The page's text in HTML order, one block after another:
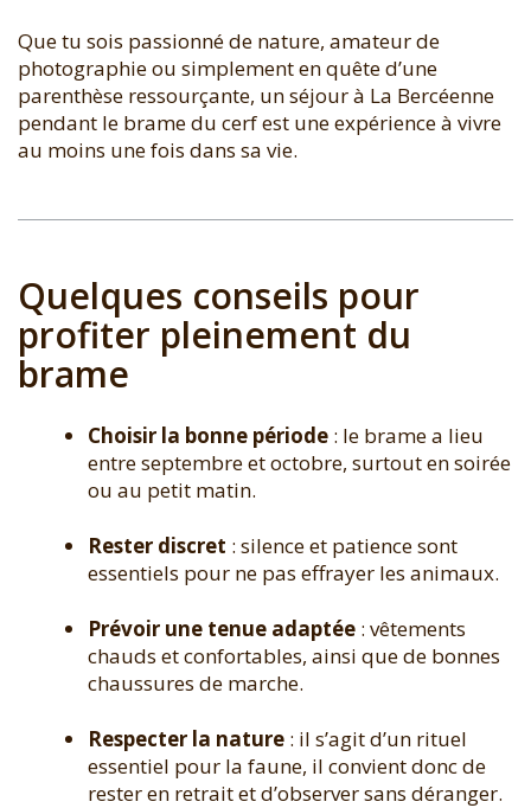
Que tu sois passionné de nature, amateur de
photographie ou simplement en quête d’une
parenthèse ressourçante, un séjour à La Bercéenne
pendant le brame du cerf est une expérience à vivre
au moins une fois dans sa vie.
Quelques conseils pour
profiter pleinement du
brame
Choisir la bonne période : le brame a lieu
entre septembre et octobre, surtout en soirée
ou au petit matin.
Rester discret : silence et patience sont
essentiels pour ne pas effrayer les animaux.
Prévoir une tenue adaptée : vêtements
chauds et confortables, ainsi que de bonnes
chaussures de marche.
Respecter la nature : il s’agit d’un rituel
essentiel pour la faune, il convient donc de
rester en retrait et d’observer sans déranger.